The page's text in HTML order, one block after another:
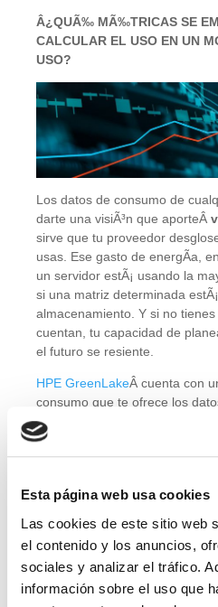
Esta página web usa cookies
Las cookies de este sitio web
el contenido y los anuncios,
sociales y analizar el tráfico.
información sobre el uso que
Â¿QUÃ‰ MÃ‰TRICAS SE
CALCULAR EL USO EN UN
USO?
Los datos de consumo de
darte una visiÃ³n que aporteÂ
sirve que tu proveedor
usas. Ese gasto de energÃ­a,
un servidor estÃ¡ usando la
si una matriz determinada
almacenamiento. Y si no
cuentan, tu capacidad de
el futuro se resiente.
HPE GreenLakeÂ cuenta con
consumo que te ofrece los
correcta gestiÃ³n de tu
completamente transparente.
ciegas podrÃ­a convertirse en
TRABAJO